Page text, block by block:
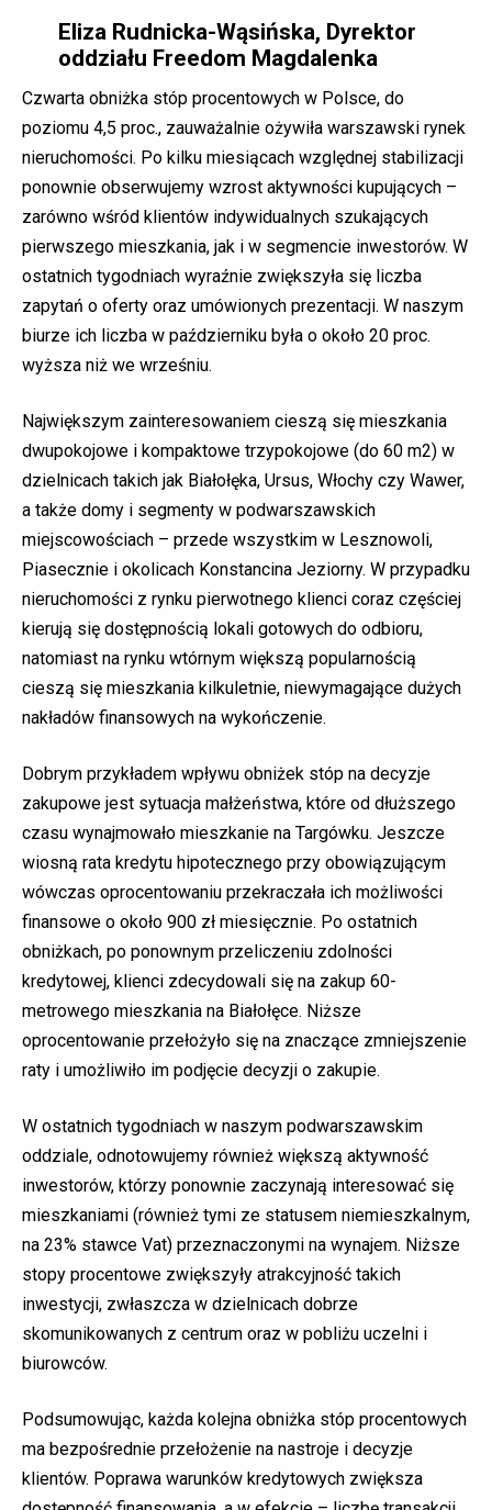
Eliza Rudnicka-Wąsińska, Dyrektor
oddziału Freedom Magdalenka
Czwarta obniżka stóp procentowych w Polsce, do
poziomu 4,5 proc., zauważalnie ożywiła warszawski rynek
nieruchomości. Po kilku miesiącach względnej stabilizacji
ponownie obserwujemy wzrost aktywności kupujących –
zarówno wśród klientów indywidualnych szukających
pierwszego mieszkania, jak i w segmencie inwestorów. W
ostatnich tygodniach wyraźnie zwiększyła się liczba
zapytań o oferty oraz umówionych prezentacji. W naszym
biurze ich liczba w październiku była o około 20 proc.
wyższa niż we wrześniu.
Największym zainteresowaniem cieszą się mieszkania
dwupokojowe i kompaktowe trzypokojowe (do 60 m2) w
dzielnicach takich jak Białołęka, Ursus, Włochy czy Wawer,
a także domy i segmenty w podwarszawskich
miejscowościach – przede wszystkim w Lesznowoli,
Piasecznie i okolicach Konstancina Jeziorny. W przypadku
nieruchomości z rynku pierwotnego klienci coraz częściej
kierują się dostępnością lokali gotowych do odbioru,
natomiast na rynku wtórnym większą popularnością
cieszą się mieszkania kilkuletnie, niewymagające dużych
nakładów finansowych na wykończenie.
Dobrym przykładem wpływu obniżek stóp na decyzje
zakupowe jest sytuacja małżeństwa, które od dłuższego
czasu wynajmowało mieszkanie na Targówku. Jeszcze
wiosną rata kredytu hipotecznego przy obowiązującym
wówczas oprocentowaniu przekraczała ich możliwości
finansowe o około 900 zł miesięcznie. Po ostatnich
obniżkach, po ponownym przeliczeniu zdolności
kredytowej, klienci zdecydowali się na zakup 60-
metrowego mieszkania na Białołęce. Niższe
oprocentowanie przełożyło się na znaczące zmniejszenie
raty i umożliwiło im podjęcie decyzji o zakupie.
W ostatnich tygodniach w naszym podwarszawskim
oddziale, odnotowujemy również większą aktywność
inwestorów, którzy ponownie zaczynają interesować się
mieszkaniami (również tymi ze statusem niemieszkalnym,
na 23% stawce Vat) przeznaczonymi na wynajem. Niższe
stopy procentowe zwiększyły atrakcyjność takich
inwestycji, zwłaszcza w dzielnicach dobrze
skomunikowanych z centrum oraz w pobliżu uczelni i
biurowców.
Podsumowując, każda kolejna obniżka stóp procentowych
ma bezpośrednie przełożenie na nastroje i decyzje
klientów. Poprawa warunków kredytowych zwiększa